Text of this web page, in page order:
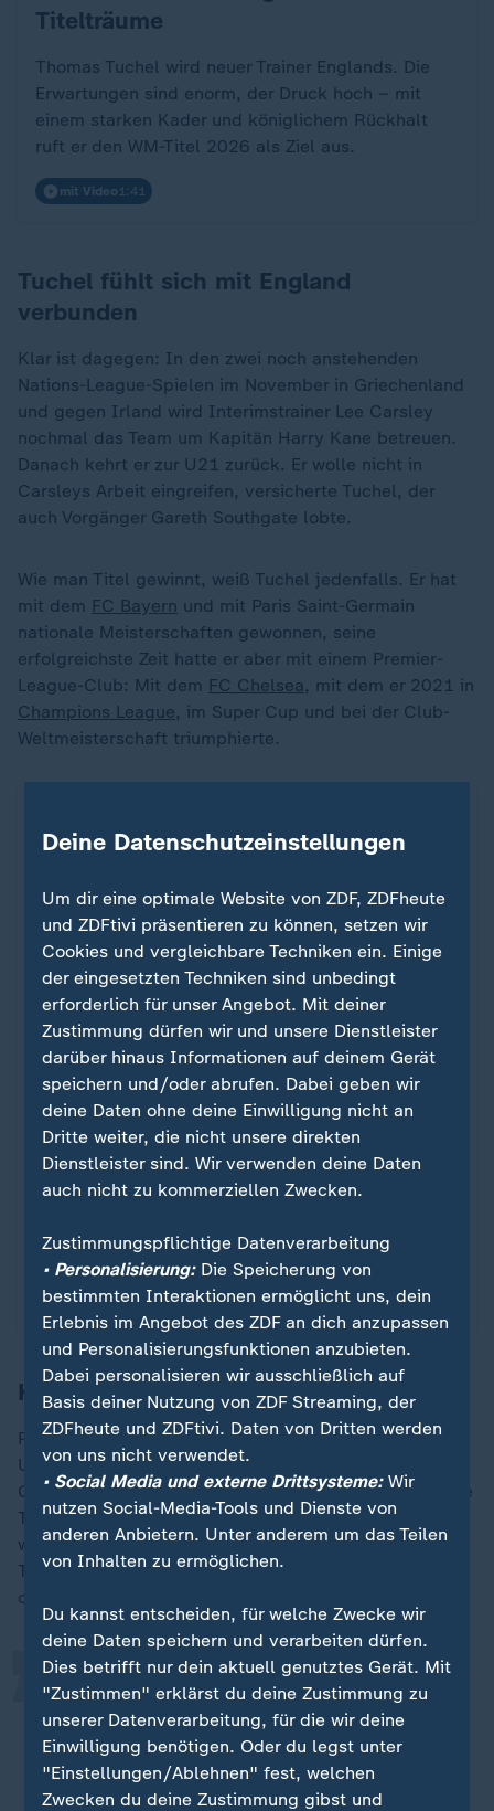
Titelträume
Thomas Tuchel wird neuer Trainer Englands. Die
Erwartungen sind enorm, der Druck hoch – mit
einem starken Kader und königlichem Rückhalt
ruft er den WM-Titel 2026 als Ziel aus.
mit Video 1:41
Tuchel fühlt sich mit England
verbunden
Klar ist dagegen: In den zwei noch anstehenden
Nations-League-Spielen im November in Griechenland
und gegen Irland wird Interimstrainer Lee Carsley
nochmal das Team um Kapitän Harry Kane betreuen.
Danach kehrt er zur U21 zurück. Er wolle nicht in
Carsleys Arbeit eingreifen, versicherte Tuchel, der
auch Vorgänger Gareth Southgate lobte.
Wie man Titel gewinnt, weiß Tuchel jedenfalls. Er hat
mit dem FC Bayern und mit Paris Saint-Germain
nationale Meisterschaften gewonnen, seine
erfolgreichste Zeit hatte er aber mit einem Premier-
League-Club: Mit dem FC Chelsea , mit dem er 2021 in
Champions League, im Super Cup und bei der Club-
Weltmeisterschaft triumphierte.
Griechenland schlägt England
überraschend
Vize-Europameister England hat ohne Starstürmer
Dämpfer kassiert. Für die Griechen wurde es
emotional.
mit Video2:59
Königliche Vorfreude auf Tuchel
Prinz William sichert Tuchel schon mal seine
Unterstützung zu. "Thomas, wir wünschen Dir viel
Glück und stehen alle hinter Dir!", schrieb der britische
Thronfolger auf der Plattform X. Aber nicht bei allen
wird der erste Deutsche auf dem wichtigsten
Trainerposten im "Mutterland des Fußballs" mit
offenen Armen empfangen.
Ich bin sehr patriotisch und finde,
wir sollten einen englischen Trainer
haben.
„
Trainer-Ikone Harry Redknapp
Deine Datenschutzeinstellungen
Um dir eine optimale Website von ZDF, ZDFheute
und ZDFtivi präsentieren zu können, setzen wir
Cookies und vergleichbare Techniken ein. Einige
der eingesetzten Techniken sind unbedingt
erforderlich für unser Angebot. Mit deiner
Zustimmung dürfen wir und unsere Dienstleister
darüber hinaus Informationen auf deinem Gerät
speichern und/oder abrufen. Dabei geben wir
deine Daten ohne deine Einwilligung nicht an
Dritte weiter, die nicht unsere direkten
Dienstleister sind. Wir verwenden deine Daten
auch nicht zu kommerziellen Zwecken.
Zustimmungspflichtige Datenverarbeitung
• Personalisierung:Die Speicherung von
bestimmten Interaktionen ermöglicht uns, dein
Erlebnis im Angebot des ZDF an dich anzupassen
und Personalisierungsfunktionen anzubieten.
Dabei personalisieren wir ausschließlich auf
Basis deiner Nutzung von ZDF Streaming, der
ZDFheute und ZDFtivi. Daten von Dritten werden
von uns nicht verwendet.
• Social Media und externe Drittsysteme:Wir
nutzen Social-Media-Tools und Dienste von
anderen Anbietern. Unter anderem um das Teilen
von Inhalten zu ermöglichen.
Du kannst entscheiden, für welche Zwecke wir
deine Daten speichern und verarbeiten dürfen.
Dies betrifft nur dein aktuell genutztes Gerät. Mit
"Zustimmen" erklärst du deine Zustimmung zu
unserer Datenverarbeitung, für die wir deine
Einwilligung benötigen. Oder du legst unter
"Einstellungen/Ablehnen" fest, welchen
Zwecken du deine Zustimmung gibst und